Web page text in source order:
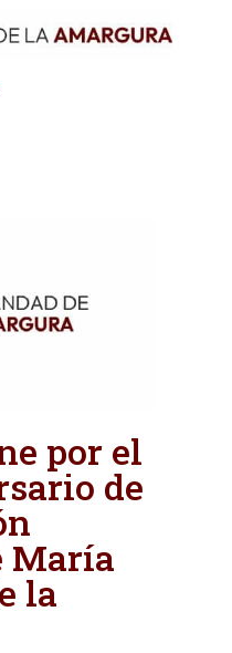
por el
de
María
la